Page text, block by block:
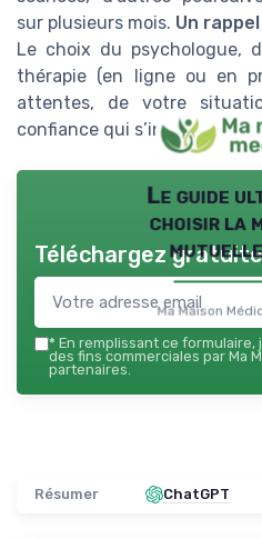
sur plusieurs mois. Un rappel
Le choix du
thérapie (en ligne ou en
attentes, de votre
confiance qui s’installe lors
Le guide
choisir la
Ma Maison
Téléchargez
* En remplissant ce formulaire,
des fins commerciales par Ma
partenaires.
Résumer ChatGPT